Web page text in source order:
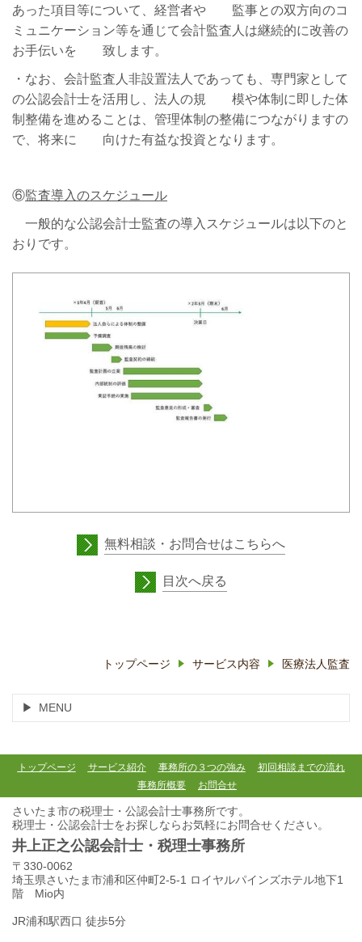
あった項目等について、経営者や 監事との双方向のコ
ミュニケーション等を通じて会計監査人は継続的に改善の
お手伝いを 致します。
・なお、会計監査人非設置法人であっても、専門家として
の公認会計士を活用し、法人の規 模や体制に即した体
制整備を進めることは、管理体制の整備につながりますの
で、将来に 向けた有益な投資となります。
⑥監査導入のスケジュール
一般的な公認会計士監査の導入スケジュールは以下のと
おりです。
無料相談・ お問合せはこちらへ
目次へ戻る
トップページ サービス内容 医療法人監査
MENU
トップページ サービス紹介 事務所の３つの強み
初回相談までの流れ
事務所概要
お問合せ
さいたま市の税理士・公認会計士事務所です。
税理士・公認会計士をお探しならお気軽にお問合せください。
井上正之公認会計士・税理士事務所
〒330-0062
埼玉県さいたま市浦和区仲町2-5-1 ロイヤルパインズホテル地下1
階 Mio内
JR浦和駅西口 徒歩5分